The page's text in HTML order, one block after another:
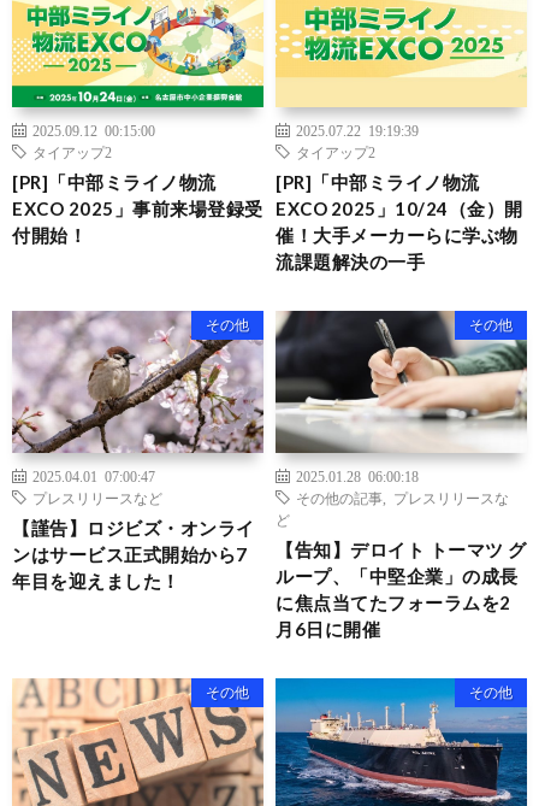
2025.09.12 00:15:00
タイアップ2
[PR]「中部ミライノ物流
EXCO 2025」事前来場登録受
付開始！
2025.07.22 19:19:39
タイアップ2
[PR]「中部ミライノ物流
EXCO 2025」10/24（金）開
催！大手メーカーらに学ぶ物
流課題解決の一手
その他
2025.04.01 07:00:47
プレスリリースなど
【謹告】ロジビズ・オンライ
ンはサービス正式開始から7
年目を迎えました！
その他
2025.01.28 06:00:18
その他の記事
プレスリリースな
ど
【告知】デロイト トーマツ グ
ループ、「中堅企業」の成長
に焦点当てたフォーラムを2
月6日に開催
その他 その他